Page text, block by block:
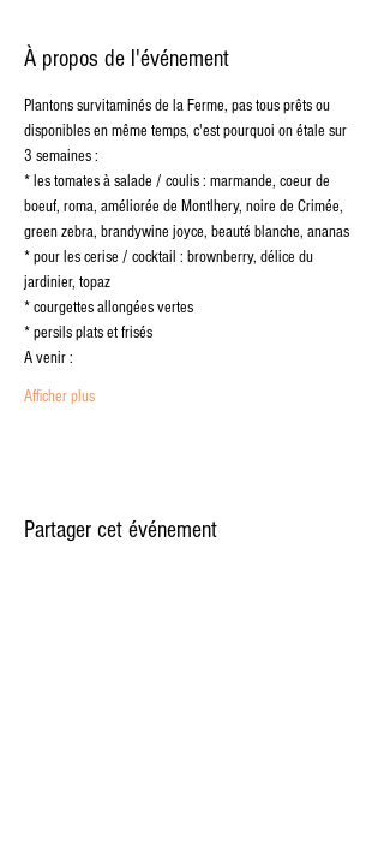
À propos de l'événement
Plantons survitaminés de la Ferme, pas tous prêts ou
disponibles en même temps, c'est pourquoi on étale sur
3 semaines :
* les tomates à salade / coulis : marmande, coeur de
boeuf, roma, améliorée de Montlhery, noire de Crimée,
green zebra, brandywine joyce, beauté blanche, ananas
* pour les cerise / cocktail : brownberry, délice du
jardinier, topaz
* courgettes allongées vertes
* persils plats et frisés
A venir :
Afficher plus
Partager cet événement